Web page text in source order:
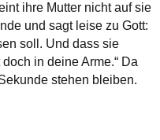
ihre Mutter nicht auf sie
und sagt leise zu Gott:
soll. Und dass sie
in deine Arme.“ Da
stehen bleiben.